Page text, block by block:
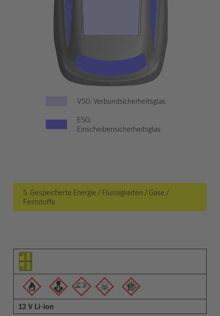
VSG: Verbundsicherheitsglas
ESG:
Einscheibensicherheitsglas
5. Gespeicherte Energie / Flüssigkeiten / Gase /
Feststoffe
Piktogramm des Elements
Pictrogramme der Warnungen
Beschreibung
12 V Li-ion